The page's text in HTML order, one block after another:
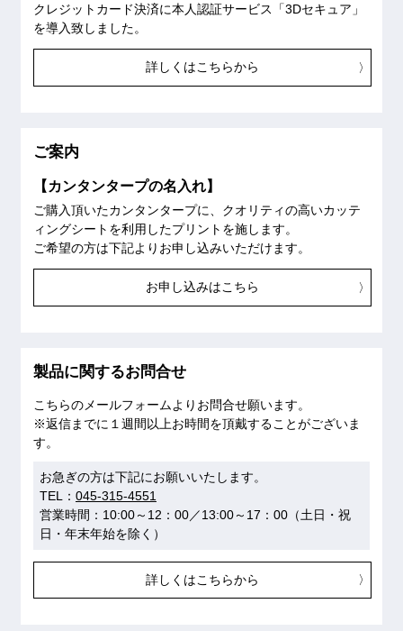
クレジットカード決済に本人認証サービス「3Dセキュア」
を導入致しました。
詳しくはこちらから
ご案内
【カンタンタープの名入れ】
ご購入頂いたカンタンタープに、クオリティの高いカッテ
ィングシートを利用したプリントを施します。
ご希望の方は下記よりお申し込みいただけます。
お申し込みはこちら
製品に関するお問合せ
こちらのメールフォームよりお問合せ願います。
※返信までに１週間以上お時間を頂戴することがございま
す。
お急ぎの方は下記にお願いいたします。
TEL： 045-315-4551
営業時間：10:00～12：00／13:00～17：00（土日・祝
日・年末年始を除く）
詳しくはこちらから